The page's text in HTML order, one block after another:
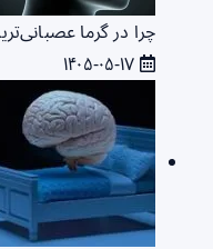
چرا در گرما